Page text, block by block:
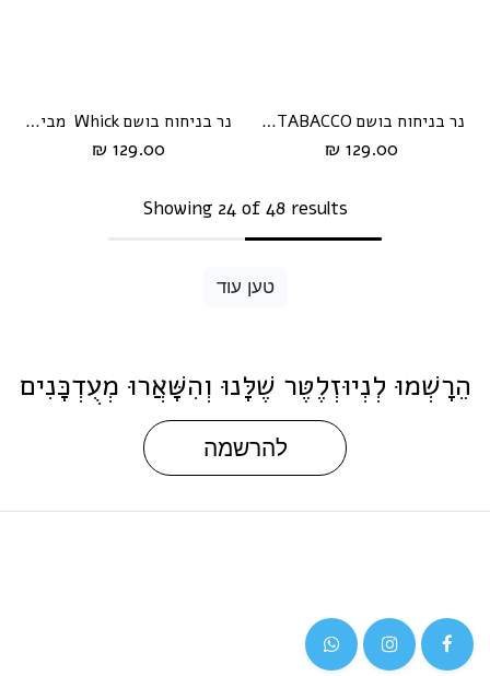
נר בניחוח בושם IRIS TABACCO מבית Whick
129.00 ₪
נר בניחוח בושם Whick מבית Amber Rouge
129.00 ₪
Showing 24 of 48 results
טען עוד
הֵרָשְׁמוּ לְנְיוּזְלֶטֶּר שֶׁלָּנוּ וְהִשָּׁאֲרוּ מְעֻדְכָּנִים
להרשמה